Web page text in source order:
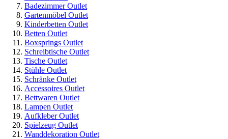
Badezimmer Outlet
Gartenmöbel Outlet
Kinderbetten Outlet
Betten Outlet
Boxsprings Outlet
Schreibtische Outlet
Tische Outlet
Stühle Outlet
Schränke Outlet
Accessoires Outlet
Bettwaren Outlet
Lampen Outlet
Aufkleber Outlet
Spielzeug Outlet
Wanddekoration Outlet